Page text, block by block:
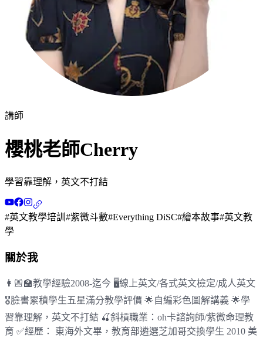
講師
櫻桃老師Cherry
學習靠理解，英文不打結
#英文教學培訓 #紫微斗數#Everything DiSC#繪本故事#英文教
學
關於我
👩🏼‍🏫教學經驗2008-迄今 🖥線上英文/各式英文檢定/成人英文
🎖臉書累積學生五星滿分教學評價 🌟自編彩色圖解講義 🌟學
習靠理解，英文不打結 🍒斜槓職業：oh卡諮詢師/紫微命理教
育 ✅經歷： 東海外文畢，教育部遴選芝加哥交換學生 2010 美